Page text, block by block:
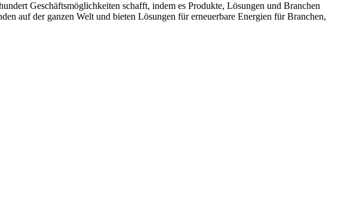
Geschäftsmöglichkeiten schafft, indem es Produkte, Lösungen und Branchen
auf der ganzen Welt und bieten Lösungen für erneuerbare Energien für Branchen,